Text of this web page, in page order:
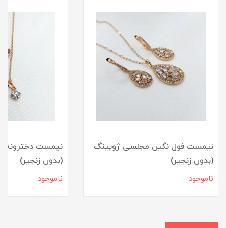
نیمست فول نگین مجلسی ژوپینگ
(بدون زنجیر)
ناموجود
نیمست دخترونه
(بدون زنجیر)
ناموجود